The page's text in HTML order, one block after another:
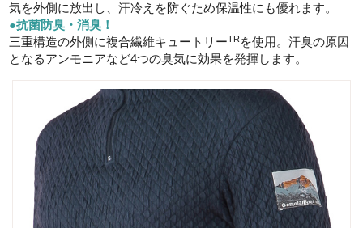
気を外側に放出し、汗冷えを防ぐため保温性にも優れます。
●抗菌防臭・消臭！
三重構造の外側に複合繊維キュートリーTR を使用。汗臭の原因
となるアンモニアなど4つの臭気に効果を発揮します。